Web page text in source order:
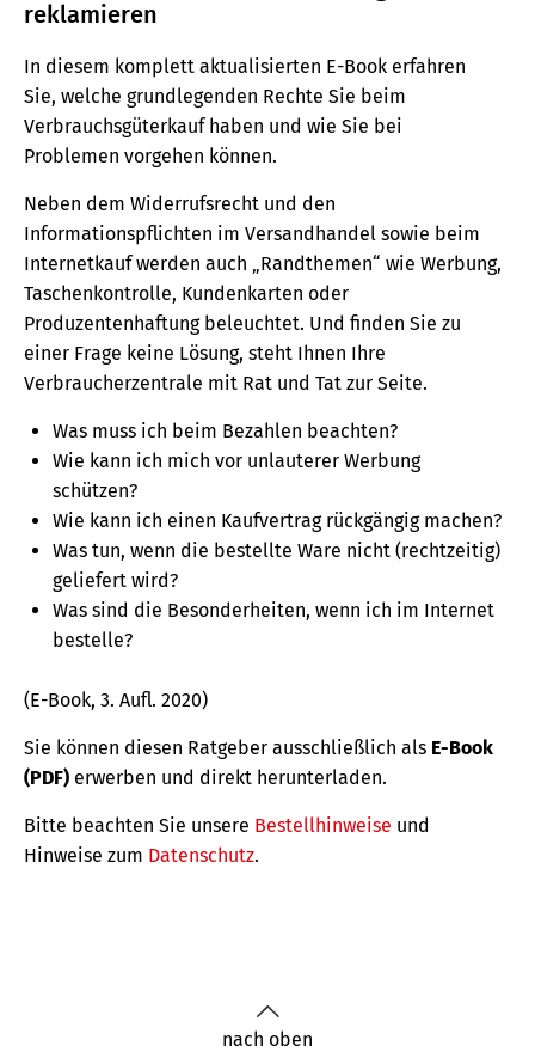
reklamieren
In diesem komplett aktualisierten E-Book erfahren
Sie, welche grundlegenden Rechte Sie beim
Verbrauchsgüterkauf haben und wie Sie bei
Problemen vorgehen können.
Neben dem Widerrufsrecht und den
Informationspflichten im Versandhandel sowie beim
Internetkauf werden auch „Randthemen“ wie Werbung,
Taschenkontrolle, Kundenkarten oder
Produzentenhaftung beleuchtet. Und finden Sie zu
einer Frage keine Lösung, steht Ihnen Ihre
Verbraucherzentrale mit Rat und Tat zur Seite.
Was muss ich beim Bezahlen beachten?
Wie kann ich mich vor unlauterer Werbung
schützen?
Wie kann ich einen Kaufvertrag rückgängig machen?
Was tun, wenn die bestellte Ware nicht (rechtzeitig)
geliefert wird?
Was sind die Besonderheiten, wenn ich im Internet
bestelle?
(E-Book, 3. Aufl. 2020)
Sie können diesen Ratgeber ausschließlich als E-Book
(PDF) erwerben und direkt herunterladen.
Bitte beachten Sie unsere Bestellhinweise und
Hinweise zum Datenschutz.
nach oben